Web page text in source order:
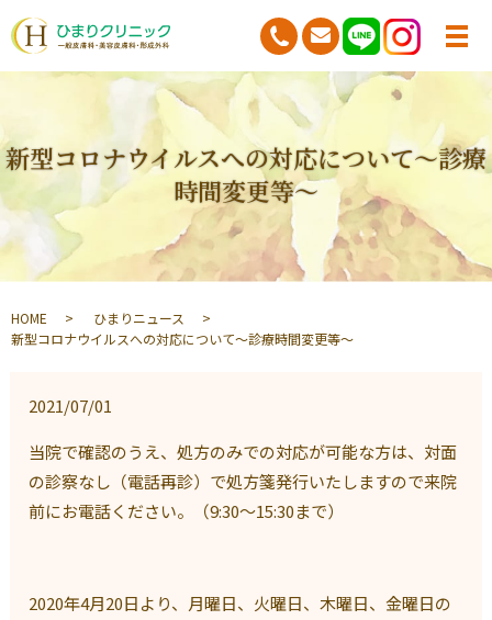
新型コロナウイルスへの対応について～診療
時間変更等～
HOME
ひまりニュース
新型コロナウイルスへの対応について～診療時間変更等～
2021/07/01
当院で確認のうえ、処方のみでの対応が可能な方は、対面
の診察なし（電話再診）で処方箋発行いたしますので来院
前にお電話ください。（9:30〜15:30まで）
2020年4月20日より、月曜日、火曜日、木曜日、金曜日の